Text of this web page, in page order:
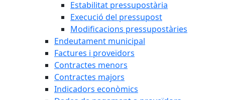
Estabilitat pressupostària
Execució del pressupost
Modificacions pressupostàries
Endeutament municipal
Factures i proveïdors
Contractes menors
Contractes majors
Indicadors econòmics